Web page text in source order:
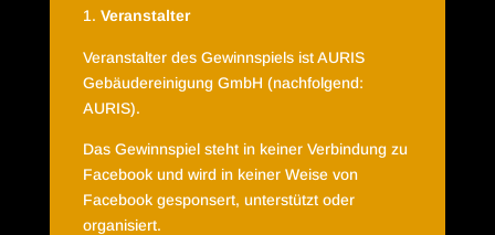
Veranstalter
Veranstalter des Gewinnspiels ist AURIS
Gebäudereinigung GmbH (nachfolgend:
AURIS).
Das Gewinnspiel steht in keiner Verbindung zu
Facebook und wird in keiner Weise von
Facebook gesponsert, unterstützt oder
organisiert.